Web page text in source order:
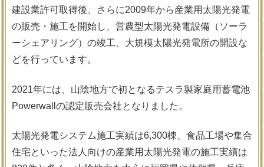
建設業許可取得後、さらに2009年から産業用太陽光発電
の販売・施工を開始し、営農型太陽光発電設備（ソーラ
ーシェアリング）の竣工、大規模太陽光発電所の開設な
どを行っています。
2021年には、山陰地方で初となるテスラ製家庭用蓄電池
Powerwallの認定販売会社となりました。
太陽光発電システム施工実績は6,300棟、食品工場や集合
住宅といった法人向けの産業用太陽光発電の施工実績は